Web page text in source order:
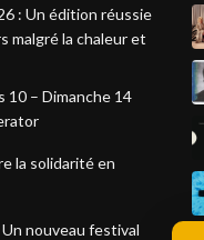
: Un édition réussie
malgré la chaleur et
10 – Dimanche 14
la solidarité en
nouveau festival